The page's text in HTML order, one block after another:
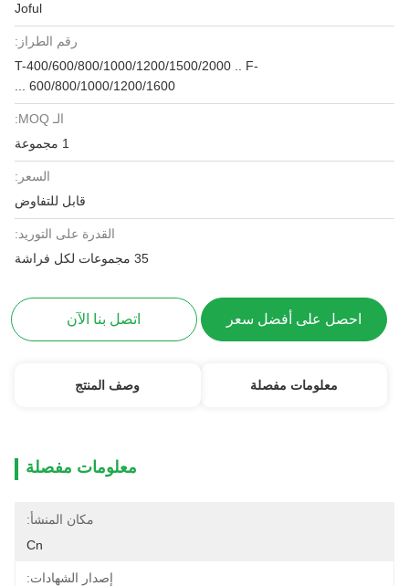
Joful
رقم الطراز:
T-400/600/800/1000/1200/1500/2000 .. F-
600/800/1000/1200/1600 ...
الـ MOQ:
1 مجموعة
السعر:
قابل للتفاوض
القدرة على التوريد:
35 مجموعات لكل فراشة
احصل على أفضل سعر اتصل بنا الآن
معلومات مفصلة وصف المنتج
معلومات مفصلة
مكان المنشأ:
Cn
إصدار الشهادات: